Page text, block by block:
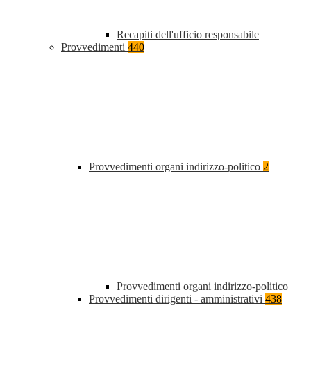
Recapiti dell'ufficio responsabile
Provvedimenti 440
Provvedimenti organi indirizzo-politico 2
Provvedimenti organi indirizzo-politico
Provvedimenti dirigenti - amministrativi 438